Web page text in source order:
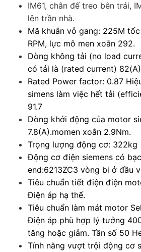
IM61, chân đế treo bên trái,
lên trần nhà.
Mã khuân vỏ gang: 225M
RPM, lực mô men xoắn 292.
Dòng không tải (no load
có tải là (rated current)
Rated Power factor: 0.87
simens làm việc hết tải
91.7
Dòng khởi động của motor
7.8(A).momen xoắn 2.9Nm.
Trọng lượng động cơ: 322kg
Động cơ điện siemens có
end:6213ZC3 vòng bi ở đầu
Tiêu chuẩn tiết điện điện
Điện áp hạ thế.
Tiêu chuẩn làm mát motor
Điện áp phù hợp lý tưởng
tăng hoặc giảm. Tần số 50
Tính năng vượt trội động cơ